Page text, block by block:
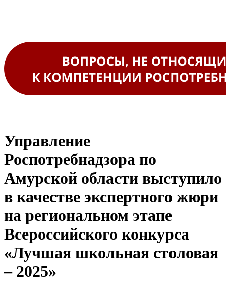
Управление
Роспотребнадзора по
Амурской области выступило
в качестве экспертного жюри
на региональном этапе
Всероссийского конкурса
«Лучшая школьная столовая
– 2025»